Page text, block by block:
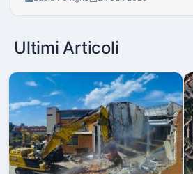
Ultimi Articoli